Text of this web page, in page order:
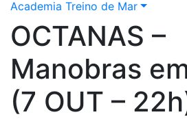
Academia Treino de Mar
OCTANAS –
Manobras
(7 OUT –